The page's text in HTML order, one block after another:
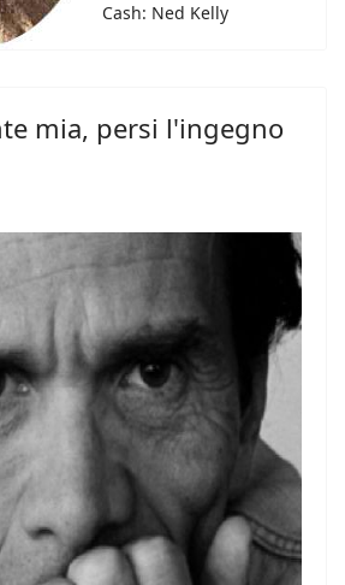
Cash: Ned Kelly
mia, persi l'ingegno